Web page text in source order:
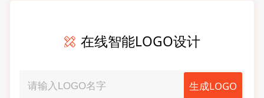
在线智能LOGO设计
生成LOGO